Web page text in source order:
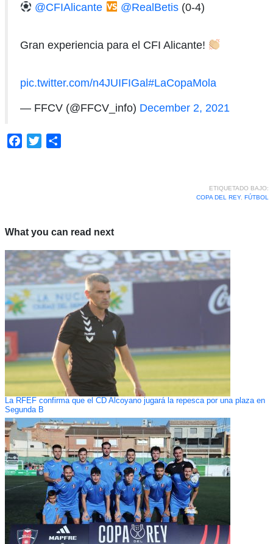
@CFIAlicante @RealBetis (0-4)
Gran experiencia para el CFI Alicante!
pic.twitter.com/n4JUIFIGal#LaCopaMola
— FFCV (@FFCV_info) December 2, 2021
Facebook
Twitter
ETIQUETADO BAJO:
COPA DEL REY, FÚTBOL
What you can read next
La RFEF confirma que el CD Alcoyano jugará la repesca por una plaza en
Segunda B